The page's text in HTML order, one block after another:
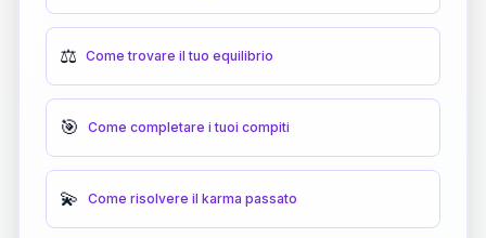
⚖️ Come trovare il tuo equilibrio
🎯 Come completare i tuoi compiti
💫 Come risolvere il karma passato